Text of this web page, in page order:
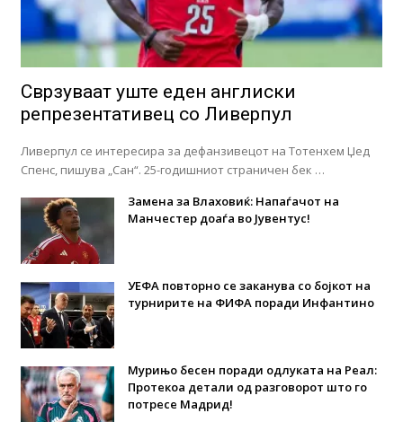
Сврзуваат уште еден англиски
репрезентативец со Ливерпул
Ливерпул се интересира за дефанзивецот на Тотенхем Џед
Спенс, пишува „Сан“. 25-годишниот страничен бек …
Замена за Влаховиќ: Напаѓачот на
Манчестер доаѓа во Јувентус!
УЕФА повторно се заканува со бојкот на
турнирите на ФИФА поради Инфантино
Мурињо бесен поради одлуката на Реал:
Протекоа детали од разговорот што го
потресе Мадрид!